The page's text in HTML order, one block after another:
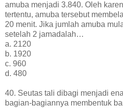
amuba menjadi 3.840. Oleh
tertentu, amuba tersebut
20 menit. Jika jumlah amuba
setelah 2 jamadalah…
a. 2120
b. 1920
c. 960
d. 480
40. Seutas tali dibagi menjadi
bagian-bagiannya membentuk